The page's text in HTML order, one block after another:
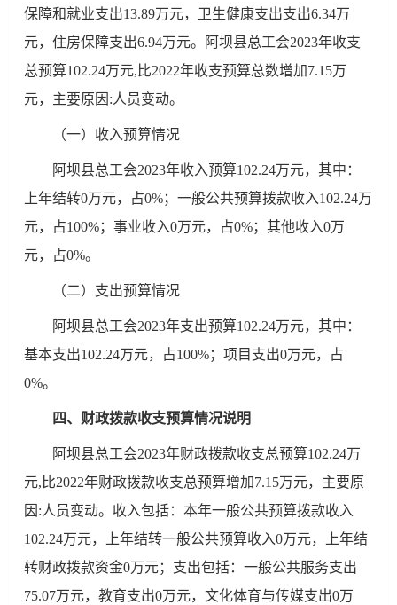
保障和就业支出13.89万元， 卫生健康支出支出6.34万
元，住房保障支出6.94万元。 阿坝县总工会2023年收支
总预算102.24万元, 比2022年收支预算总数增加7.15万
元，主要原因 :人员变动。
（一）收入预算情况
阿坝县总工会2023年收入预算102.24万元，其中：
上年结转0万元，占0%；一般公共预算拨款收入102.24万
元，占100%；事业收入0万元，占0%；其他收入0万
元，占0%。
（二）支出预算情况
阿坝县总工会2023年支出预算102.24万元，其中：
基本支出102.24万元，占100%；项目支出0万元，占
0%。
四、财政拨款收支预算情况说明
阿坝县总工会2023年财政拨款收支总预算102.24万
元, 比2022年财政拨款收支总预算增加7.15万元，主要原
因 :人员变动。 收入包括：本年一般公共预算拨款收入
102.24万元，上年结转一般公共预算收入0万元，上年结
转财政拨款资金0万元； 支出包括：一般公共服务支出
75.07万元，教育支出0万元，文化体育与传媒支出0万